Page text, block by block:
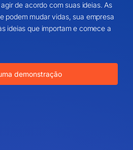
de acordo com suas ideias. As
podem mudar vidas, sua empresa
ideias que importam e comece a
demonstração